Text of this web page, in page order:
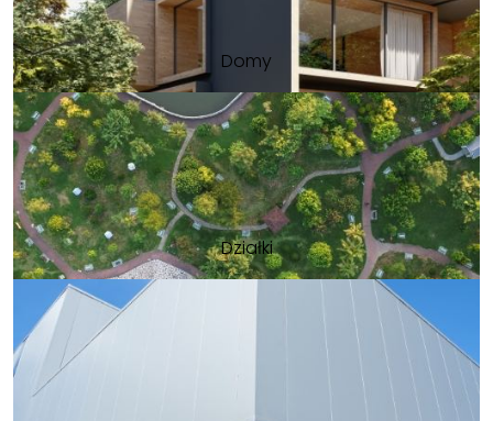
Domy
Działki